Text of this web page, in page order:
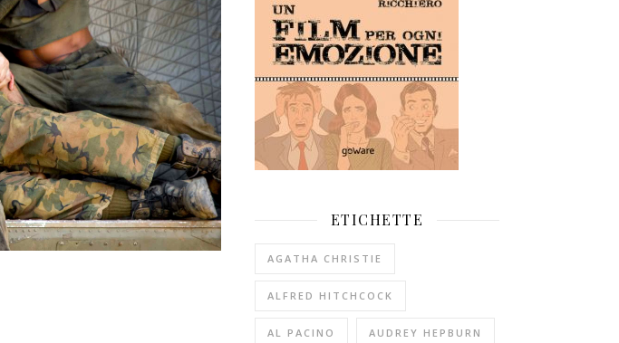
ETICHETTE
AGATHA CHRISTIE
ALFRED HITCHCOCK
AL PACINO AUDREY HEPBURN